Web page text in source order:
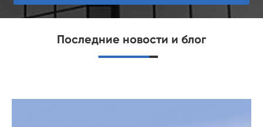
Последние новости и блог